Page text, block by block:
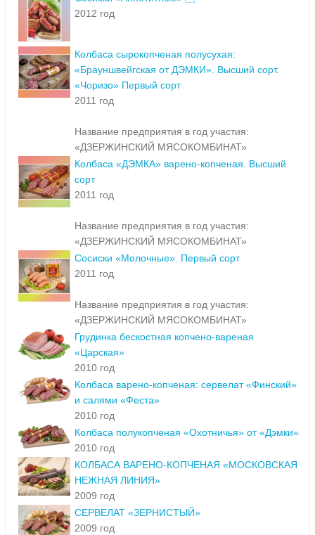
2012 год
Колбаса сырокопченая полусухая:
«Брауншвейгская от ДЭМКИ». Высший сорт.
«Чоризо» Первый сорт
2011 год
Название предприятия в год участия:
«ДЗЕРЖИНСКИЙ МЯСОКОМБИНАТ»
Колбаса «ДЭМКА» варено-копченая. Высший
сорт
2011 год
Название предприятия в год участия:
«ДЗЕРЖИНСКИЙ МЯСОКОМБИНАТ»
Сосиски «Молочные». Первый сорт
2011 год
Название предприятия в год участия:
«ДЗЕРЖИНСКИЙ МЯСОКОМБИНАТ»
Грудинка бескостная копчено-вареная
«Царская»
2010 год
Колбаса варено-копченая: сервелат «Финский»
и салями «Феста»
2010 год
Колбаса полукопченая «Охотничья» от «Дэмки»
2010 год
КОЛБАСА ВАРЕНО-КОПЧЕНАЯ «МОСКОВСКАЯ
НЕЖНАЯ ЛИНИЯ»
2009 год
СЕРВЕЛАТ «ЗЕРНИСТЫЙ»
2009 год